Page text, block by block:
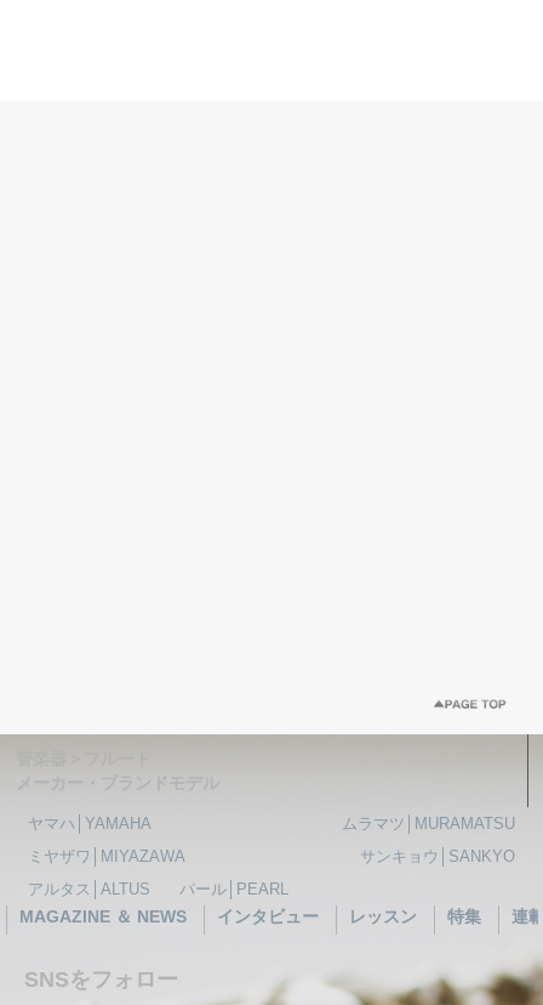
ヤマハ│YAMAHA
ムラマツ│MURAMATSU
ミヤザワ│MIYAZAWA
サンキョウ│SANKYO
アルタス│ALTUS
パール│PEARL
MAGAZINE ＆ NEWS インタビュー レッスン 特集 連
SNSをフォロー